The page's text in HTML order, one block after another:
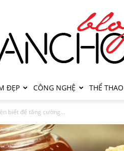
ĐẸP CÔNG NGHỆ THỂ THAO
biết để tăng cường...